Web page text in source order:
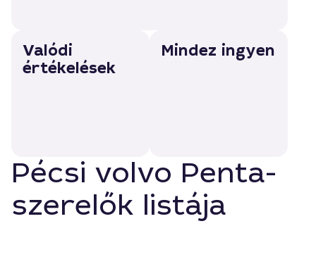
Valódi
értékelések
Mindez ingyen
Pécsi volvo Penta-
szerelők listája